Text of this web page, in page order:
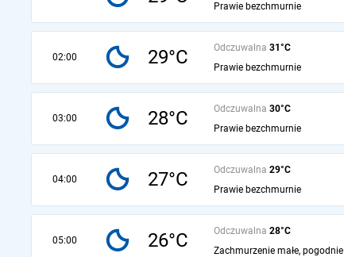
Prawie bezchmurnie
02:00 29°C Odczuwalna 31°C
Prawie bezchmurnie
03:00 28°C Odczuwalna 30°C
Prawie bezchmurnie
04:00 27°C Odczuwalna 29°C
Prawie bezchmurnie
05:00 26°C Odczuwalna 28°C
Zachmurzenie małe, pogodnie